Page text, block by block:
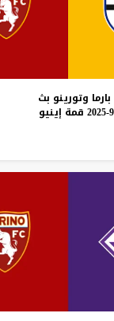
بارما وتورينو بث
قمة إينيو